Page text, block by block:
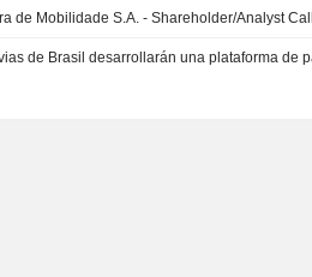
de Mobilidade S.A. - Shareholder/Analyst Call
de Brasil desarrollarán una plataforma de